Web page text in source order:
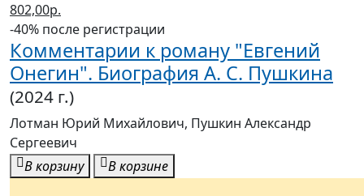
802,00р.
-40% после регистрации
Комментарии к роману "Евгений
Онегин". Биография А. С. Пушкина
(2024 г.)
Лотман Юрий Михайлович, Пушкин Александр
Сергеевич
В корзину
В корзине